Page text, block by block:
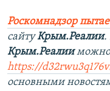
Роскомнадзор
сайтуКрым.Реалии.
Крым.Реалии
https://
основными